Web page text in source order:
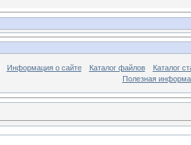
Информация о сайте Каталог файлов
Каталог
Полезная